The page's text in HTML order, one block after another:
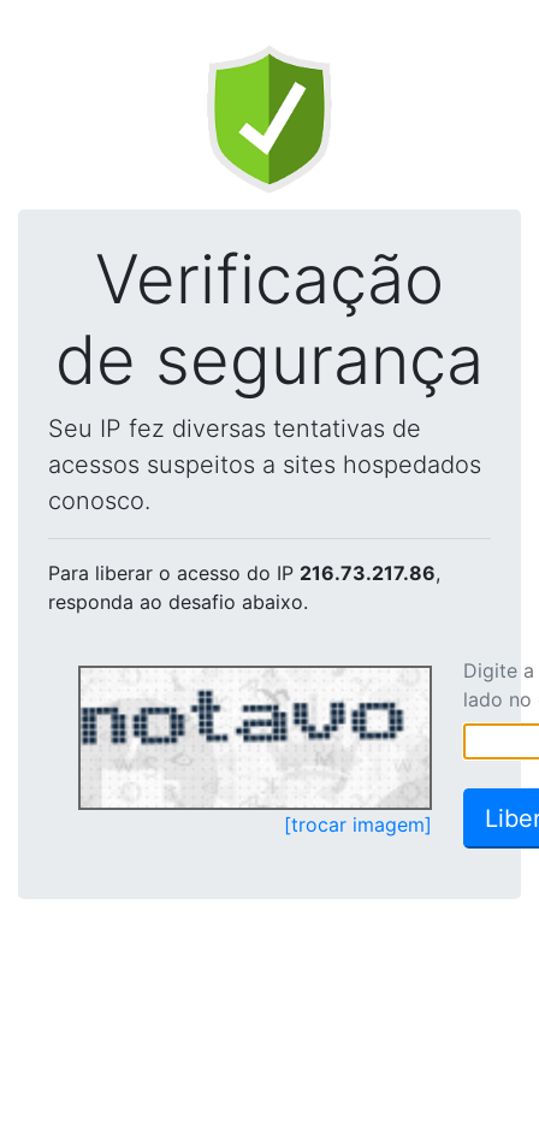
Verificação
de segurança
Seu IP fez diversas tentativas de
acessos suspeitos a sites hospedados
conosco.
Para liberar o acesso do IP 216.73.217.86,
responda ao desafio abaixo.
[trocar imagem]
Digite
lado no